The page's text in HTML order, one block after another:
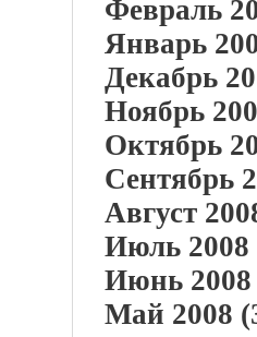
Февраль
Январь
Декабрь
Ноябрь
Октябрь
Сентябрь
Август
Июль 2008
Июнь 2008
Май 2008